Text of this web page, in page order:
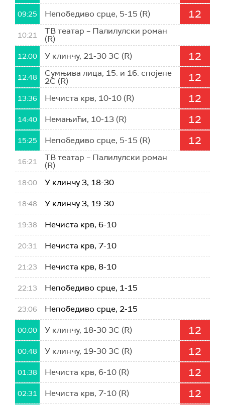
09:25 Непобедиво срце, 5-15 (R) 12
10:21 ТВ театар – Палилулски роман
(R)
12:00 У клинчу, 21-30 3С (R) 12
12:48 Сумњива лица, 15. и 16. спојене
2С (R) 12
13:36 Нечиста крв, 10-10 (R) 12
14:40 Немањићи, 10-13 (R) 12
15:25 Непобедиво срце, 5-15 (R) 12
16:21 ТВ театар – Палилулски роман
(R)
18:00 У клинчу 3, 18-30
18:48 У клинчу 3, 19-30
19:38 Нечиста крв, 6-10
20:31 Нечиста крв, 7-10
21:23 Нечиста крв, 8-10
22:13 Непобедиво срце, 1-15
23:06 Непобедиво срце, 2-15
00:00 У клинчу, 18-30 3С (R) 12
00:48 У клинчу, 19-30 3С (R) 12
01:38 Нечиста крв, 6-10 (R) 12
02:31 Нечиста крв, 7-10 (R) 12